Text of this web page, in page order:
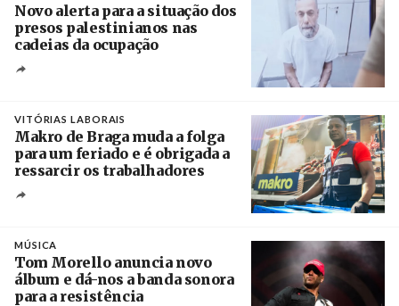
Novo alerta para a situação dos
presos palestinianos nas
cadeias da ocupação
VITÓRIAS LABORAIS
Makro de Braga muda a folga
para um feriado e é obrigada a
ressarcir os trabalhadores
MÚSICA
Tom Morello anuncia novo
álbum e dá-nos a banda sonora
para a resistência